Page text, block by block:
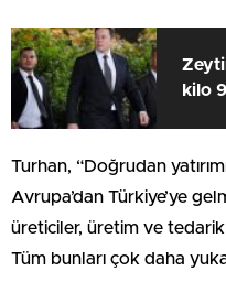
kilo
Turhan, “Doğrudan
Avrupa’dan Türkiye’ye
üreticiler, üretim ve tedarik
Tüm bunları çok daha